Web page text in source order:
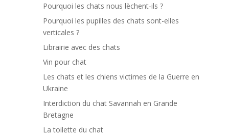
Pourquoi les chats nous lèchent-ils ?
Pourquoi les pupilles des chats sont-elles
verticales ?
Librairie avec des chats
Vin pour chat
Les chats et les chiens victimes de la Guerre en
Ukraine
Interdiction du chat Savannah en Grande
Bretagne
La toilette du chat